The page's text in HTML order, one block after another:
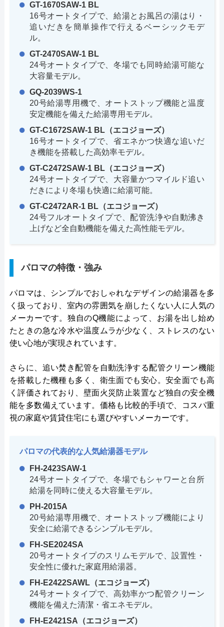
GT-1670SAW-1 BL
16号オートタイプで、給湯とお風呂の湯はり・
追いだきを簡単操作で行えるベーシックモデ
ル。
GT-2470SAW-1 BL
24号オートタイプで、冬場でも同時給湯可能な
大容量モデル。
GQ-2039WS-1
20号給湯専用機で、オートストップ機能と温度
安定機能を備えた給湯専用モデル。
GT-C1672SAW-1 BL（エコジョーズ）
16号オートタイプで、省エネかつ快適な追いだ
き機能を搭載した高効率モデル。
GT-C2472SAW-1 BL（エコジョーズ）
24号オートタイプで、大容量かつマイルド追い
だきにより冬場も快適に給湯可能。
GT-C2472AR-1 BL（エコジョーズ）
24号フルオートタイプで、配管洗浄や自動沸き
上げなど全自動機能を備えた高性能モデル。
パロマの特徴・強み
パロマは、シンプルでおしゃれなデザインの給湯器を多
く扱っており、室内の雰囲気を崩したくない人に人気の
メーカーです。独自のQ機能によって、お湯を出し始め
たときの急な冷水や温度ムラが少なく、ストレスのない
使い心地が実現されています。
さらに、追い焚き配管を自動洗浄する配管クリーン機能
を搭載した機種も多く、衛生面でも安心。安全面でも高
く評価されており、壁面火災防止装置など独自の安全機
能を多数備えています。価格も比較的手頃で、コスパ重
視の家庭や賃貸住宅にも選びやすいメーカーです。
パロマの代表的な人気給湯器モデル
FH-2423SAW-1
24号オートタイプで、冬場でもシャワーと台所
給湯を同時に使える大容量モデル。
PH-2015A
20号給湯専用機で、オートストップ機能により
安全に給湯できるシンプルモデル。
FH-SE2024SA
20号オートタイプのスリムモデルで、設置性・
安全性に優れた家庭用給湯器。
FH-E2422SAWL（エコジョーズ）
24号オートタイプで、高効率かつ配管クリーン
機能を備えた清潔・省エネモデル。
FH-E2421SA（エコジョーズ）